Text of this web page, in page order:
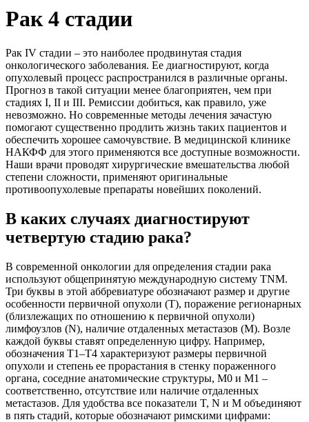
Рак 4 стадии
Рак IV стадии – это наиболее продвинутая стадия
онкологического заболевания. Ее диагностируют, когда
опухолевый процесс распространился в различные органы.
Прогноз в такой ситуации менее благоприятен, чем при
стадиях I, II и III. Ремиссии добиться, как правило, уже
невозможно. Но современные методы лечения зачастую
помогают существенно продлить жизнь таких пациентов и
обеспечить хорошее самочувствие. В медицинской клинике
НАКФФ для этого применяются все доступные возможности.
Наши врачи проводят хирургические вмешательства любой
степени сложности, применяют оригинальные
противоопухолевые препараты новейших поколений.
В каких случаях диагностируют
четвертую стадию рака?
В современной онкологии для определения стадии рака
используют общепринятую международную систему TNM.
Три буквы в этой аббревиатуре обозначают размер и другие
особенности первичной опухоли (T), поражение регионарных
(близлежащих по отношению к первичной опухоли)
лимфоузлов (N), наличие отдаленных метастазов (M). Возле
каждой буквы ставят определенную цифру. Например,
обозначения T1–T4 характеризуют размеры первичной
опухоли и степень ее прорастания в стенку пораженного
органа, соседние анатомические структуры, M0 и M1 –
соответственно, отсутствие или наличие отдаленных
метастазов. Для удобства все показатели T, N и M объединяют
в пять стадий, которые обозначают римскими цифрами: